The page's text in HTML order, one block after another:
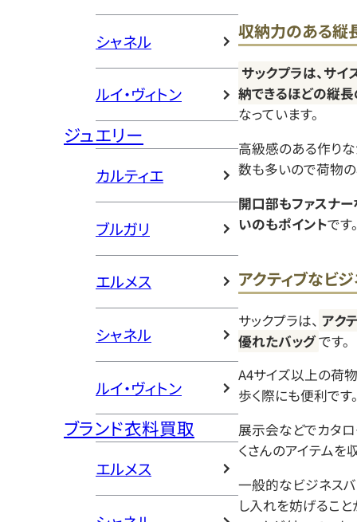
シャネル
ルイ・ヴィトン
ジュエリー
カルティエ
ブルガリ
エルメス
シャネル
ルイ・ヴィトン
ブランド衣料買取
エルメス
収納力のある縦
サックプラは、サ
納できるほどの縦
なっています。
高級感のある作りな
数も多いので荷物の
開口部もファスナ
いのもポイントです
アクティブなビ
サックプラは、 アク
優れたバッグです。
A4サイズ以上の荷
歩く際にも便利です
展示会などでカタロ
くさんのアイテムを
一般的なビジネス
し入れを妨げるこ